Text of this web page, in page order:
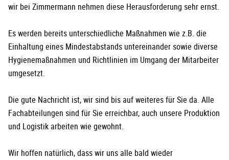
wir bei Zimmermann nehmen diese Herausforderung sehr ernst.
Es werden bereits unterschiedliche Maßnahmen wie z.B. die
Einhaltung eines Mindestabstands untereinander sowie diverse
Hygienemaßnahmen und Richtlinien im Umgang der Mitarbeiter
umgesetzt.
Die gute Nachricht ist, wir sind bis auf weiteres für Sie da. Alle
Fachabteilungen sind für Sie erreichbar, auch unsere Produktion
und Logistik arbeiten wie gewohnt.
Wir hoffen natürlich, dass wir uns alle bald wieder